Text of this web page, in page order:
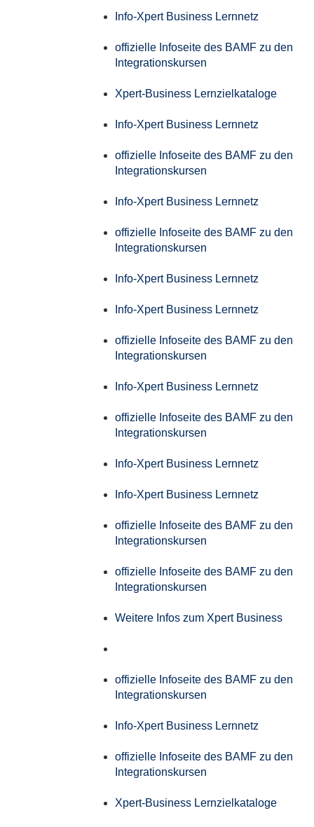
Info-Xpert Business Lernnetz
offizielle Infoseite des BAMF zu den
Integrationskursen
Xpert-Business Lernzielkataloge
Info-Xpert Business Lernnetz
offizielle Infoseite des BAMF zu den
Integrationskursen
Info-Xpert Business Lernnetz
offizielle Infoseite des BAMF zu den
Integrationskursen
Info-Xpert Business Lernnetz
Info-Xpert Business Lernnetz
offizielle Infoseite des BAMF zu den
Integrationskursen
Info-Xpert Business Lernnetz
offizielle Infoseite des BAMF zu den
Integrationskursen
Info-Xpert Business Lernnetz
Info-Xpert Business Lernnetz
offizielle Infoseite des BAMF zu den
Integrationskursen
offizielle Infoseite des BAMF zu den
Integrationskursen
Weitere Infos zum Xpert Business
offizielle Infoseite des BAMF zu den
Integrationskursen
Info-Xpert Business Lernnetz
offizielle Infoseite des BAMF zu den
Integrationskursen
Xpert-Business Lernzielkataloge